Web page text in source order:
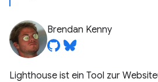
Brendan Kenny
Lighthouse ist ein Tool zur